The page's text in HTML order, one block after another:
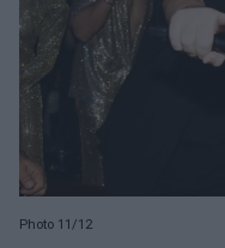
Photo 11/12